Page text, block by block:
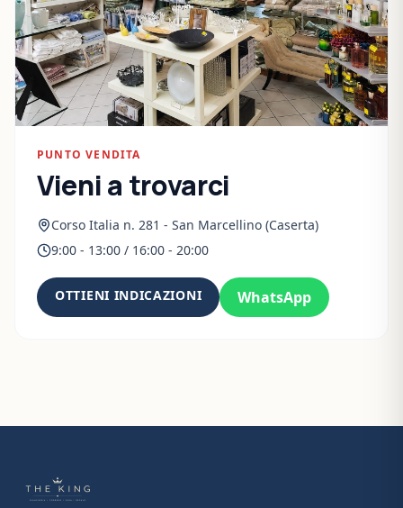
PUNTO VENDITA
Vieni a trovarci
Corso Italia n. 281 - San Marcellino (Caserta)
9:00 - 13:00 / 16:00 - 20:00
OTTIENI INDICAZIONI WhatsApp